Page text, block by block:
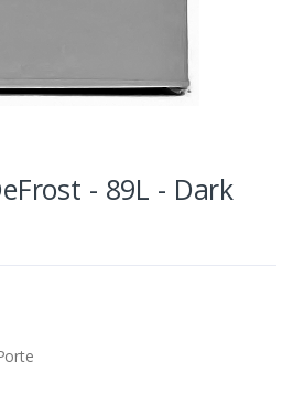
- 89L - Dark